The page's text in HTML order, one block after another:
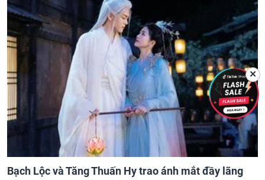
Bạch Lộc và Tăng Thuấn Hy trao ánh mắt đầy lãng
✕